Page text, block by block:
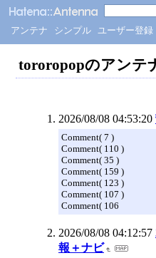
アンテナ シンプル ユーザー登録
tororopopのアンテ
2026/08/08 04:53:20
Comment( 7 )
Comment( 110 )
Comment( 35 )
Comment( 159 )
Comment( 123 )
Comment( 107 )
Comment( 106
2026/08/08 04:12:57
報＋ナビ